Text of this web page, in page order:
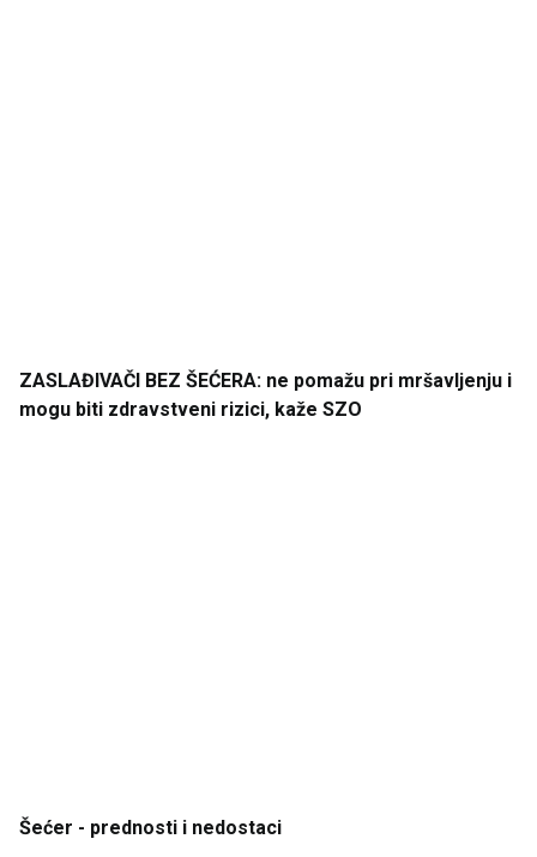
ZASLAĐIVAČI BEZ ŠEĆERA: ne pomažu pri mršavljenju i
mogu biti zdravstveni rizici, kaže SZO
Šećer - prednosti i nedostaci